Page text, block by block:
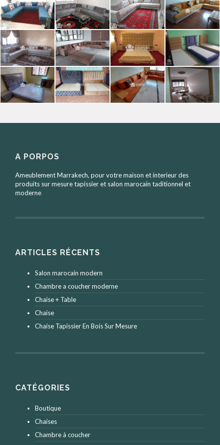
A PORPOS
Ameublement Marrakech, pour votre maison et interieur des
produits sur mesure tapissier et salon marocain taditionnel et
moderne
ARTICLES RÉCENTS
Salon marocain modern
Chambre a coucher moderne
Chaise + Table
Chaise
Chaise Tapissier En Bois Sur Mesure
CATÉGORIES
Boutique
Chaises
Chambre à coucher